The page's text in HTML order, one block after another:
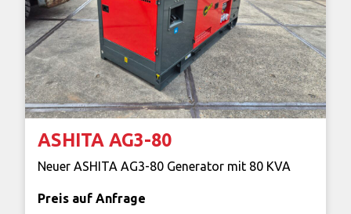
ASHITA AG3-80
Neuer ASHITA AG3-80 Generator mit 80 KVA
Preis auf Anfrage